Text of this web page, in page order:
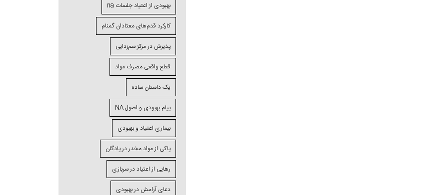
بهبودی از اعتیاد جلسات na
کارکرد قدم‌های معتادان گمنام
پذیرش در مرکز سم‌زدایی
قطع واقعی مصرف مواد
یک داستان ساده
پیام بهبودی و اصول NA
بیماری اعتیاد و بهبودی
پاکی از مواد مخدر در پادگان
رهایی از اعتیاد در سربازی
دعای آرامش در بهبودی